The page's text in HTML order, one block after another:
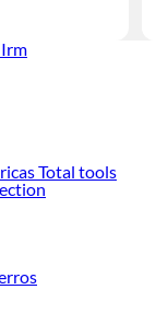
Total tools